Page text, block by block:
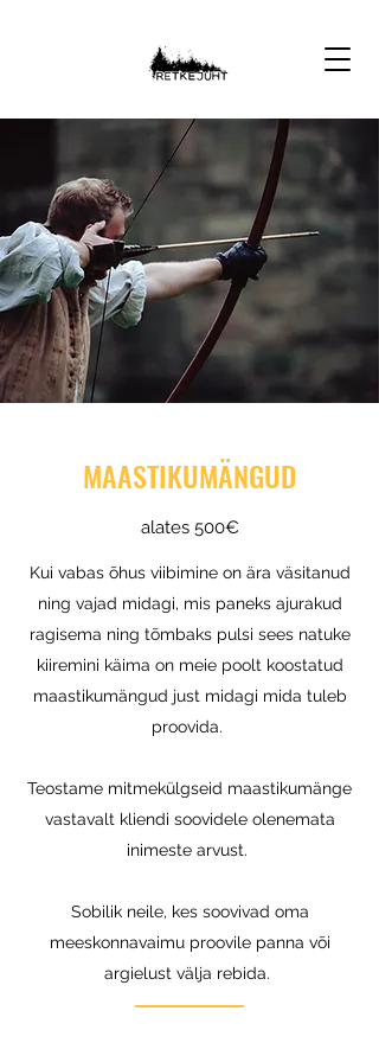
MAASTIKUMÄNGUD
alates 500€
Kui vabas õhus viibimine on ära väsitanud
ning vajad midagi, mis paneks ajurakud
ragisema ning tõmbaks pulsi sees natuke
kiiremini käima on meie poolt koostatud
maastikumängud just midagi mida tuleb
proovida.
Teostame mitmekülgseid maastikumänge
vastavalt kliendi soovidele olenemata
inimeste arvust.
Sobilik neile, kes soovivad oma
meeskonnavaimu proovile panna või
argielust välja rebida.